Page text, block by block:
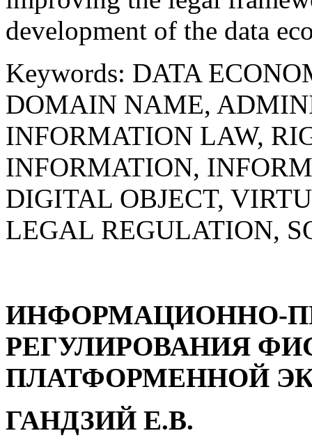
development of the data
Keywords: DATA
DOMAIN NAME,
INFORMATION LAW,
INFORMATION,
DIGITAL OBJECT,
LEGAL REGULATION,
ИНФОРМАЦИОННО-
РЕГУЛИРОВАНИЯ
ПЛАТФОРМЕННОЙ
ГАНДЗИЙ Е.В.